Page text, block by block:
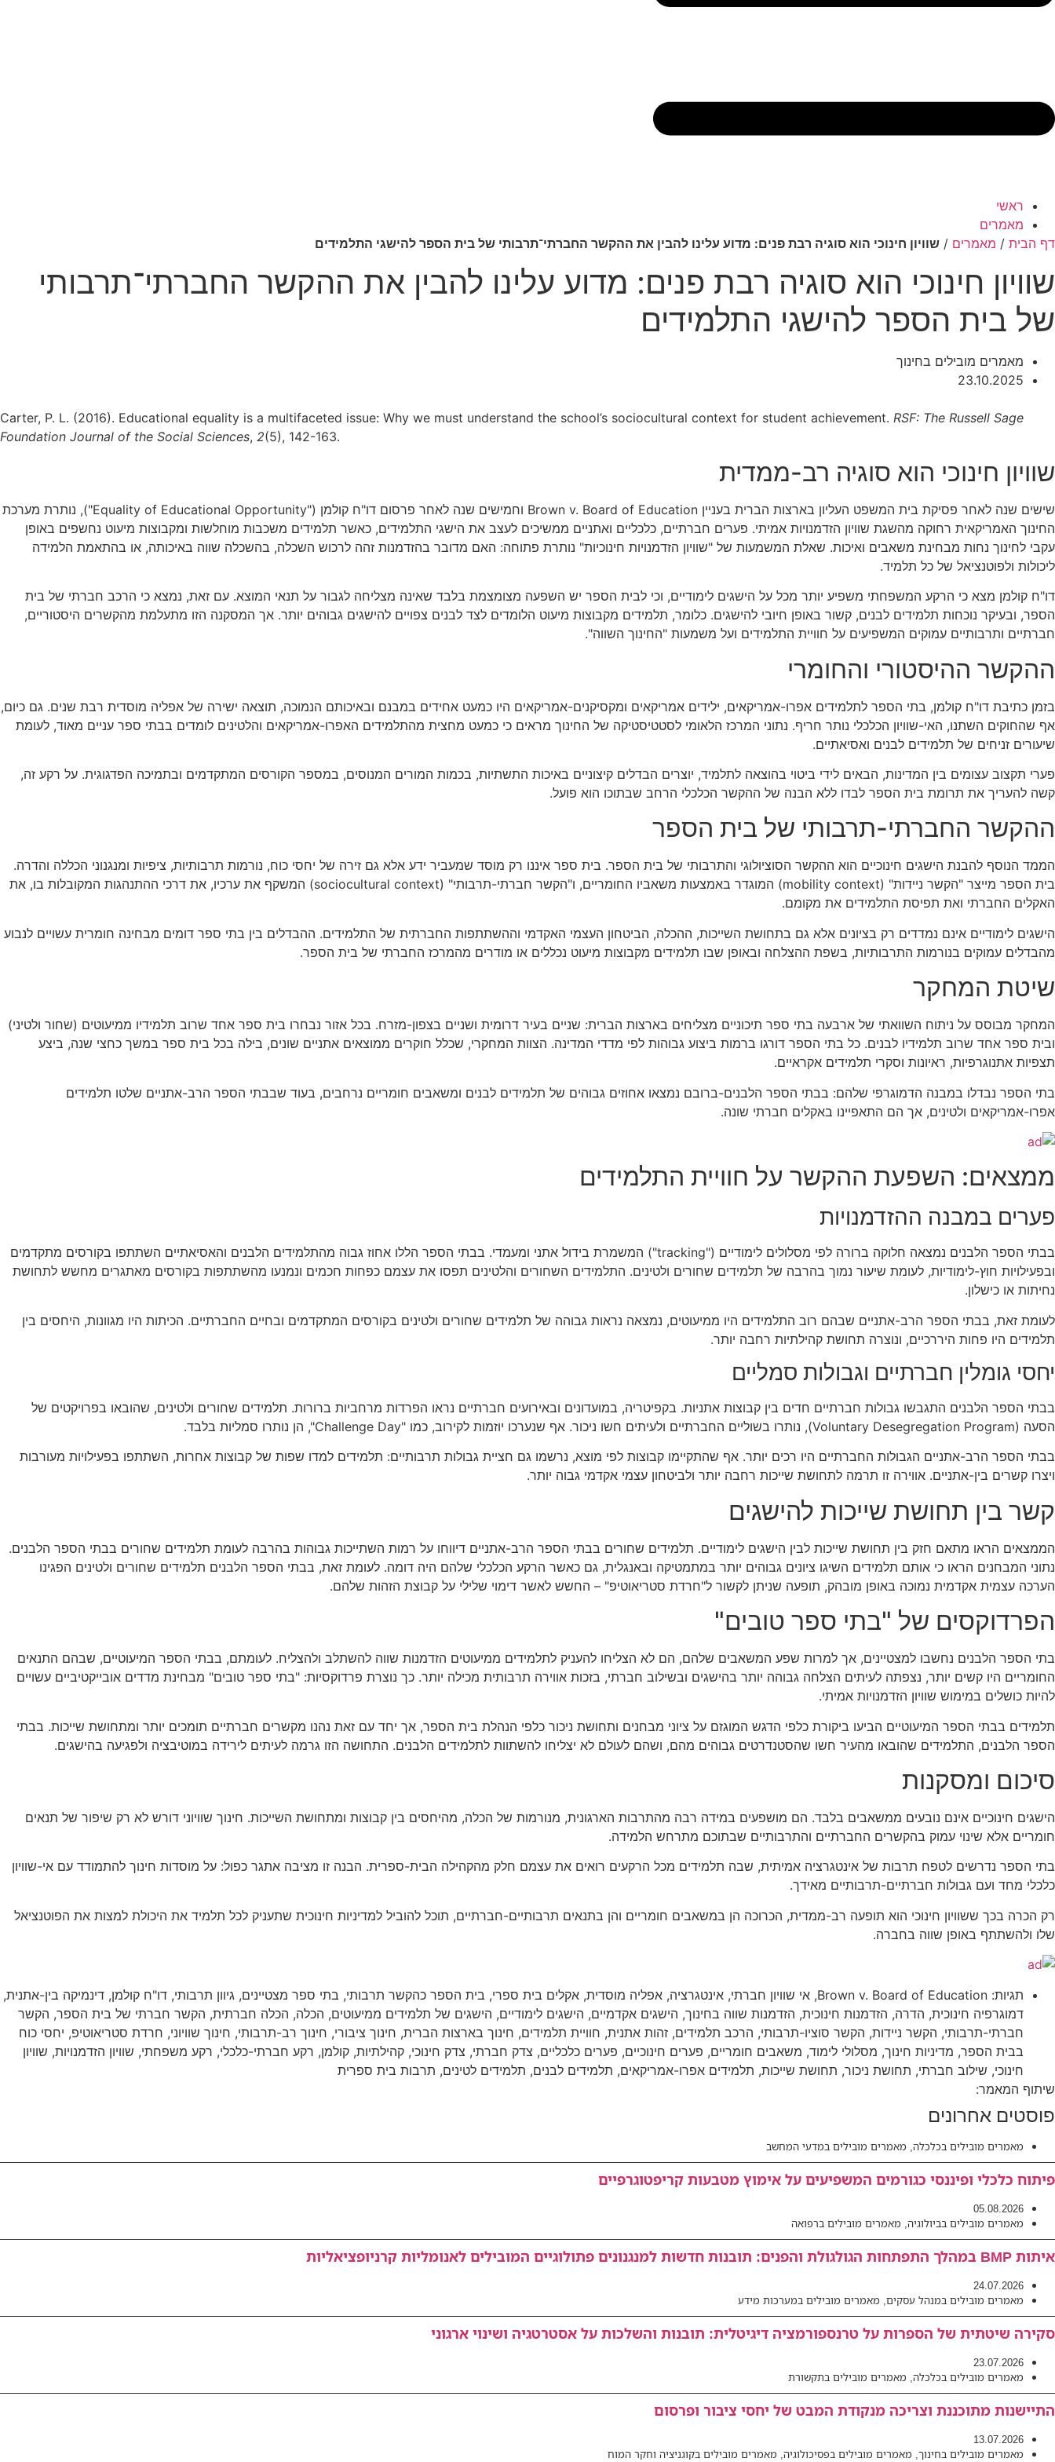
ראשי
מאמרים
דף הבית / מאמרים / שוויון חינוכי הוא סוגיה רבת פנים: מדוע עלינו להבין את ההקשר החברתי־תרבותי של בית הספר להישגי התלמידים
שוויון חינוכי הוא סוגיה רבת פנים: מדוע עלינו להבין את ההקשר החברתי־תרבותי
של בית הספר להישגי התלמידים
מאמרים מובילים בחינוך
23.10.2025
Carter, P. L. (2016). Educational equality is a multifaceted issue: Why we must understand the school’s sociocultural context for student achievement. RSF: The Russell Sage
Foundation Journal of the Social Sciences, 2(5), 142-163.
שוויון חינוכי הוא סוגיה רב-ממדית
שישים שנה לאחר פסיקת בית המשפט העליון בארצות הברית בעניין Brown v. Board of Education וחמישים שנה לאחר פרסום דו"ח קולמן ("Equality of Educational Opportunity"), נותרת מערכת
החינוך האמריקאית רחוקה מהשגת שוויון הזדמנויות אמיתי. פערים חברתיים, כלכליים ואתניים ממשיכים לעצב את הישגי התלמידים, כאשר תלמידים משכבות מוחלשות ומקבוצות מיעוט נחשפים באופן
עקבי לחינוך נחות מבחינת משאבים ואיכות. שאלת המשמעות של "שוויון הזדמנויות חינוכיות" נותרת פתוחה: האם מדובר בהזדמנות זהה לרכוש השכלה, בהשכלה שווה באיכותה, או בהתאמת הלמידה
ליכולות ולפוטנציאל של כל תלמיד.
דו"ח קולמן מצא כי הרקע המשפחתי משפיע יותר מכל על הישגים לימודיים, וכי לבית הספר יש השפעה מצומצמת בלבד שאינה מצליחה לגבור על תנאי המוצא. עם זאת, נמצא כי הרכב חברתי של בית
הספר, ובעיקר נוכחות תלמידים לבנים, קשור באופן חיובי להישגים. כלומר, תלמידים מקבוצות מיעוט הלומדים לצד לבנים צפויים להישגים גבוהים יותר. אך המסקנה הזו מתעלמת מהקשרים היסטוריים,
חברתיים ותרבותיים עמוקים המשפיעים על חוויית התלמידים ועל משמעות "החינוך השווה".
ההקשר ההיסטורי והחומרי
בזמן כתיבת דו"ח קולמן, בתי הספר לתלמידים אפרו-אמריקאים, ילידים אמריקאים ומקסיקנים-אמריקאים היו כמעט אחידים במבנם ובאיכותם הנמוכה, תוצאה ישירה של אפליה מוסדית רבת שנים. גם כיום,
אף שהחוקים השתנו, האי-שוויון הכלכלי נותר חריף. נתוני המרכז הלאומי לסטטיסטיקה של החינוך מראים כי כמעט מחצית מהתלמידים האפרו-אמריקאים והלטינים לומדים בבתי ספר עניים מאוד, לעומת
שיעורים זניחים של תלמידים לבנים ואסיאתיים.
פערי תקצוב עצומים בין המדינות, הבאים לידי ביטוי בהוצאה לתלמיד, יוצרים הבדלים קיצוניים באיכות התשתיות, בכמות המורים המנוסים, במספר הקורסים המתקדמים ובתמיכה הפדגוגית. על רקע זה,
קשה להעריך את תרומת בית הספר לבדו ללא הבנה של ההקשר הכלכלי הרחב שבתוכו הוא פועל.
ההקשר החברתי-תרבותי של בית הספר
הממד הנוסף להבנת הישגים חינוכיים הוא ההקשר הסוציולוגי והתרבותי של בית הספר. בית ספר איננו רק מוסד שמעביר ידע אלא גם זירה של יחסי כוח, נורמות תרבותיות, ציפיות ומנגנוני הכללה והדרה.
בית הספר מייצר "הקשר ניידות" (mobility context) המוגדר באמצעות משאביו החומריים, ו"הקשר חברתי-תרבותי" (sociocultural context) המשקף את ערכיו, את דרכי ההתנהגות המקובלות בו, את
האקלים החברתי ואת תפיסת התלמידים את מקומם.
הישגים לימודיים אינם נמדדים רק בציונים אלא גם בתחושת השייכות, ההכלה, הביטחון העצמי האקדמי וההשתתפות החברתית של התלמידים. ההבדלים בין בתי ספר דומים מבחינה חומרית עשויים לנבוע
מהבדלים עמוקים בנורמות התרבותיות, בשפת ההצלחה ובאופן שבו תלמידים מקבוצות מיעוט נכללים או מודרים מהמרכז החברתי של בית הספר.
שיטת המחקר
המחקר מבוסס על ניתוח השוואתי של ארבעה בתי ספר תיכוניים מצליחים בארצות הברית: שניים בעיר דרומית ושניים בצפון-מזרח. בכל אזור נבחרו בית ספר אחד שרוב תלמידיו ממיעוטים (שחור ולטיני)
ובית ספר אחד שרוב תלמידיו לבנים. כל בתי הספר דורגו ברמות ביצוע גבוהות לפי מדדי המדינה. הצוות המחקרי, שכלל חוקרים ממוצאים אתניים שונים, בילה בכל בית ספר במשך כחצי שנה, ביצע
תצפיות אתנוגרפיות, ראיונות וסקרי תלמידים אקראיים.
בתי הספר נבדלו במבנה הדמוגרפי שלהם: בבתי הספר הלבנים-ברובם נמצאו אחוזים גבוהים של תלמידים לבנים ומשאבים חומריים נרחבים, בעוד שבבתי הספר הרב-אתניים שלטו תלמידים
אפרו-אמריקאים ולטינים, אך הם התאפיינו באקלים חברתי שונה.
ממצאים: השפעת ההקשר על חוויית התלמידים
פערים במבנה ההזדמנויות
בבתי הספר הלבנים נמצאה חלוקה ברורה לפי מסלולים לימודיים ("tracking") המשמרת בידול אתני ומעמדי. בבתי הספר הללו אחוז גבוה מהתלמידים הלבנים והאסיאתיים השתתפו בקורסים מתקדמים
ובפעילויות חוץ-לימודיות, לעומת שיעור נמוך בהרבה של תלמידים שחורים ולטינים. התלמידים השחורים והלטינים תפסו את עצמם כפחות חכמים ונמנעו מהשתתפות בקורסים מאתגרים מחשש לתחושת
נחיתות או כישלון.
לעומת זאת, בבתי הספר הרב-אתניים שבהם רוב התלמידים היו ממיעוטים, נמצאה נראות גבוהה של תלמידים שחורים ולטינים בקורסים המתקדמים ובחיים החברתיים. הכיתות היו מגוונות, היחסים בין
תלמידים היו פחות היררכיים, ונוצרה תחושת קהילתיות רחבה יותר.
יחסי גומלין חברתיים וגבולות סמליים
בבתי הספר הלבנים התגבשו גבולות חברתיים חדים בין קבוצות אתניות. בקפיטריה, במועדונים ובאירועים חברתיים נראו הפרדות מרחביות ברורות. תלמידים שחורים ולטינים, שהובאו בפרויקטים של
הסעה (Voluntary Desegregation Program), נותרו בשוליים החברתיים ולעיתים חשו ניכור. אף שנערכו יוזמות לקירוב, כמו "Challenge Day", הן נותרו סמליות בלבד.
בבתי הספר הרב-אתניים הגבולות החברתיים היו רכים יותר. אף שהתקיימו קבוצות לפי מוצא, נרשמו גם חציית גבולות תרבותיים: תלמידים למדו שפות של קבוצות אחרות, השתתפו בפעילויות מעורבות
ויצרו קשרים בין-אתניים. אווירה זו תרמה לתחושת שייכות רחבה יותר ולביטחון עצמי אקדמי גבוה יותר.
קשר בין תחושת שייכות להישגים
הממצאים הראו מתאם חזק בין תחושת שייכות לבין הישגים לימודיים. תלמידים שחורים בבתי הספר הרב-אתניים דיווחו על רמות השתייכות גבוהות בהרבה לעומת תלמידים שחורים בבתי הספר הלבנים.
נתוני המבחנים הראו כי אותם תלמידים השיגו ציונים גבוהים יותר במתמטיקה ובאנגלית, גם כאשר הרקע הכלכלי שלהם היה דומה. לעומת זאת, בבתי הספר הלבנים תלמידים שחורים ולטינים הפגינו
הערכה עצמית אקדמית נמוכה באופן מובהק, תופעה שניתן לקשור ל"חרדת סטריאוטיפ" – החשש לאשר דימוי שלילי על קבוצת הזהות שלהם.
הפרדוקסים של "בתי ספר טובים"
בתי הספר הלבנים נחשבו למצטיינים, אך למרות שפע המשאבים שלהם, הם לא הצליחו להעניק לתלמידים ממיעוטים הזדמנות שווה להשתלב ולהצליח. לעומתם, בבתי הספר המיעוטיים, שבהם התנאים
החומריים היו קשים יותר, נצפתה לעיתים הצלחה גבוהה יותר בהישגים ובשילוב חברתי, בזכות אווירה תרבותית מכילה יותר. כך נוצרת פרדוקסיות: "בתי ספר טובים" מבחינת מדדים אובייקטיביים עשויים
להיות כושלים במימוש שוויון הזדמנויות אמיתי.
תלמידים בבתי הספר המיעוטיים הביעו ביקורת כלפי הדגש המוגזם על ציוני מבחנים ותחושת ניכור כלפי הנהלת בית הספר, אך יחד עם זאת נהנו מקשרים חברתיים תומכים יותר ומתחושת שייכות. בבתי
הספר הלבנים, התלמידים שהובאו מהעיר חשו שהסטנדרטים גבוהים מהם, ושהם לעולם לא יצליחו להשתוות לתלמידים הלבנים. התחושה הזו גרמה לעיתים לירידה במוטיבציה ולפגיעה בהישגים.
סיכום ומסקנות
הישגים חינוכיים אינם נובעים ממשאבים בלבד. הם מושפעים במידה רבה מהתרבות הארגונית, מנורמות של הכלה, מהיחסים בין קבוצות ומתחושת השייכות. חינוך שוויוני דורש לא רק שיפור של תנאים
חומריים אלא שינוי עמוק בהקשרים החברתיים והתרבותיים שבתוכם מתרחש הלמידה.
בתי הספר נדרשים לטפח תרבות של אינטגרציה אמיתית, שבה תלמידים מכל הרקעים רואים את עצמם חלק מהקהילה הבית-ספרית. הבנה זו מציבה אתגר כפול: על מוסדות חינוך להתמודד עם אי-שוויון
כלכלי מחד ועם גבולות חברתיים-תרבותיים מאידך.
רק הכרה בכך ששוויון חינוכי הוא תופעה רב-ממדית, הכרוכה הן במשאבים חומריים והן בתנאים תרבותיים-חברתיים, תוכל להוביל למדיניות חינוכית שתעניק לכל תלמיד את היכולת למצות את הפוטנציאל
שלו ולהשתתף באופן שווה בחברה.
תגיות: Brown v. Board of Education
, אי שוויון חברתי, אינטגרציה, אפליה מוסדית, אקלים בית ספרי, בית הספר כהקשר תרבותי, בתי ספר מצטיינים, גיוון תרבותי, דו"ח קולמן, דינמיקה בין-אתנית,
דמוגרפיה חינוכית, הדרה, הזדמנות חינוכית, הזדמנות שווה בחינוך, הישגים אקדמיים, הישגים לימודיים, הישגים של תלמידים ממיעוטים, הכלה, הכלה חברתית, הקשר חברתי של בית הספר, הקשר
חברתי-תרבותי, הקשר ניידות, הקשר סוציו-תרבותי, הרכב תלמידים, זהות אתנית, חוויית תלמידים, חינוך בארצות הברית, חינוך ציבורי, חינוך רב-תרבותי, חינוך שוויוני, חרדת סטריאוטיפ, יחסי כוח
בבית הספר, מדיניות חינוך, מסלולי לימוד, משאבים חומריים, פערים חינוכיים, פערים כלכליים, צדק חברתי, צדק חינוכי, קהילתיות, קולמן, רקע חברתי-כלכלי, רקע משפחתי, שוויון הזדמנויות, שוויון
חינוכי, שילוב חברתי, תחושת ניכור, תחושת שייכות, תלמידים אפרו-אמריקאים, תלמידים לבנים, תלמידים לטינים, תרבות בית ספרית
שיתוף המאמר:
פוסטים אחרונים
מאמרים מובילים בכלכלה מאמרים מובילים במדעי המחשב
פיתוח כלכלי ופיננסי כגורמים המשפיעים על אימוץ מטבעות קריפטוגרפיים
05.08.2026
מאמרים מובילים בביולוגיה מאמרים מובילים ברפואה
איתות BMP במהלך התפתחות הגולגולת והפנים: תובנות חדשות למנגנונים פתולוגיים המובילים לאנומליות קרניופציאליות
24.07.2026
מאמרים מובילים במנהל עסקים מאמרים מובילים במערכות מידע
סקירה שיטתית של הספרות על טרנספורמציה דיגיטלית: תובנות והשלכות על אסטרטגיה ושינוי ארגוני
23.07.2026
מאמרים מובילים בכלכלה מאמרים מובילים בתקשורת
התיישנות מתוכננת וצריכה מנקודת המבט של יחסי ציבור ופרסום
13.07.2026
מאמרים מובילים בחינוך מאמרים מובילים בפסיכולוגיה מאמרים מובילים בקוגניציה וחקר המוח